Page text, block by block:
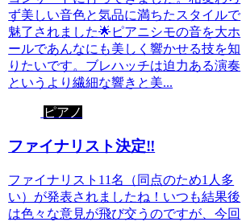
ず美しい音色と気品に満ちたスタイルで
魅了されました🌟ピアニシモの音を大ホ
ールであんなにも美しく響かせる技を知
りたいです。ブレハッチは迫力ある演奏
というより繊細な響きと美...
ピアノ
ファイナリスト決定‼️
ファイナリスト11名（同点のため1人多
い）が発表されましたね！いつも結果後
は色々な意見が飛び交うのですが、今回